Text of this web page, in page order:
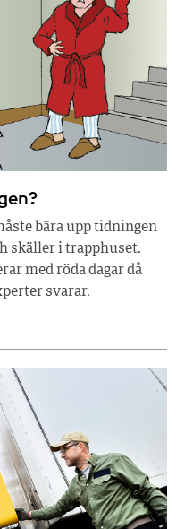
bära upp tidningen
skäller i trapphuset.
med röda dagar då
svarar.